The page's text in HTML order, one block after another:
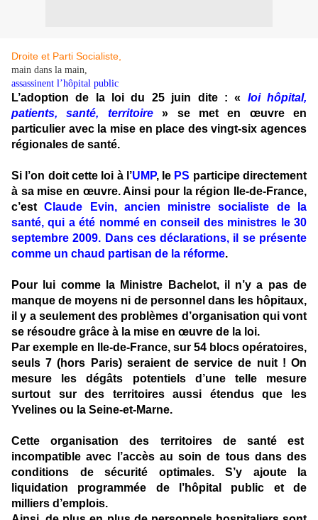
Droite et Parti Socialiste,
main dans la main,
assassinent l’hôpital public
L’adoption de la loi du 25 juin dite : « loi hôpital,
patients, santé, territoire» se met en œuvre en
particulier avec la mise en place des vingt-six agences
régionales de santé.
Si l’on doit cette loi à l’UMP, le PS participe directement
à sa mise en œuvre. Ainsi pour la région Ile-de-France,
c’estClaude Evin, ancien ministre socialiste de la
santé, qui a été nommé en conseil des ministres le 30
septembre 2009. Dans ces déclarations, il se présente
comme un chaud partisan de la réforme.
Pour lui comme la Ministre Bachelot, il n’y a pas de
manque de moyens ni de personnel dans les hôpitaux,
il y a seulement des problèmes d’organisation qui vont
se résoudre grâce à la mise en œuvre de la loi.
Par exemple en Ile-de-France, sur 54 blocs opératoires,
seuls 7 (hors Paris) seraient de service de nuit ! On
mesure les dégâts potentiels d’une telle mesure
surtout sur des territoires aussi étendus que les
Yvelines ou la Seine-et-Marne.
Cette organisation des territoires de santé est
incompatible avec l’accès au soin de tous dans des
conditions de sécurité optimales. S’y ajoute la
liquidation programmée de l’hôpital public et de
milliers d’emplois.